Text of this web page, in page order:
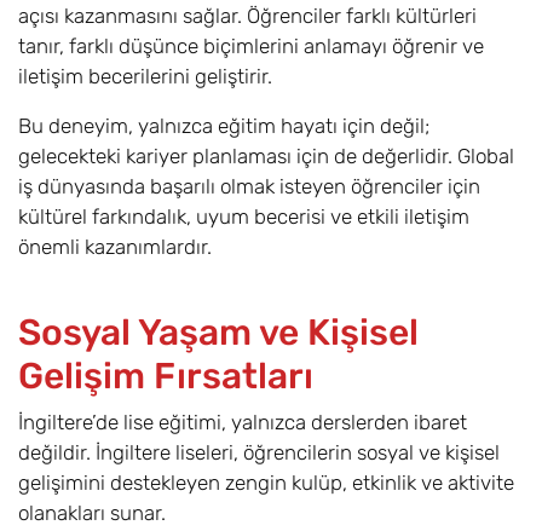
açısı kazanmasını sağlar. Öğrenciler farklı kültürleri
tanır, farklı düşünce biçimlerini anlamayı öğrenir ve
iletişim becerilerini geliştirir.
Bu deneyim, yalnızca eğitim hayatı için değil;
gelecekteki kariyer planlaması için de değerlidir. Global
iş dünyasında başarılı olmak isteyen öğrenciler için
kültürel farkındalık, uyum becerisi ve etkili iletişim
önemli kazanımlardır.
Sosyal Yaşam ve Kişisel
Gelişim Fırsatları
İngiltere’de lise eğitimi, yalnızca derslerden ibaret
değildir. İngiltere liseleri, öğrencilerin sosyal ve kişisel
gelişimini destekleyen zengin kulüp, etkinlik ve aktivite
olanakları sunar.